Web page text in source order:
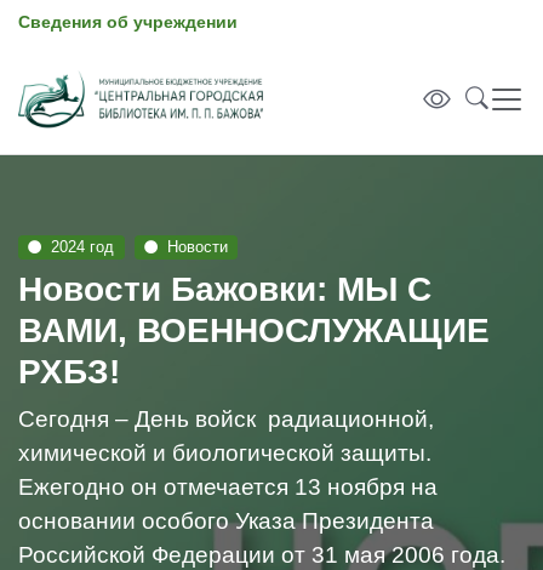
Сведения об учреждении
2024 год Новости
Новости Бажовки: МЫ С
ВАМИ, ВОЕННОСЛУЖАЩИЕ
РХБЗ!
Сегодня – День войск радиационной,
химической и биологической защиты.
Ежегодно он отмечается 13 ноября на
основании особого Указа Президента
Российской Федерации от 31 мая 2006 года.